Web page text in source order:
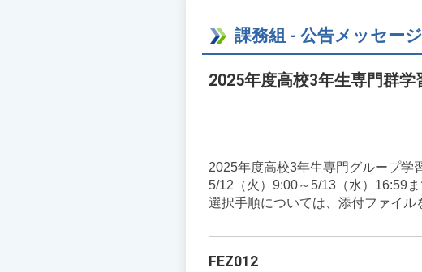
課務組 - 公告メッセージ
2025年度高校3年生専門群
2025年度高校3年生専門グループ学
5/12（火）9:00～5/13（水）16:59
選択手順については、添付ファイル
FEZ012